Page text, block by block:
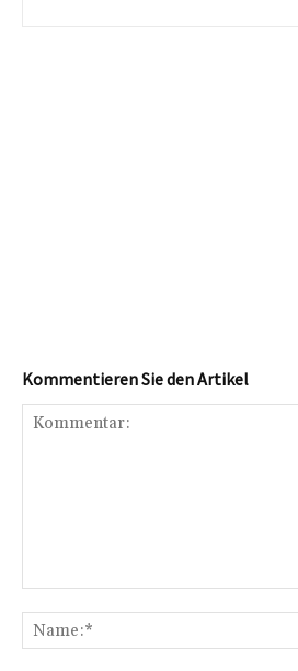
Kommentieren Sie den Artikel